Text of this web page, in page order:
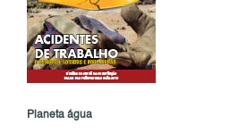
Planeta água